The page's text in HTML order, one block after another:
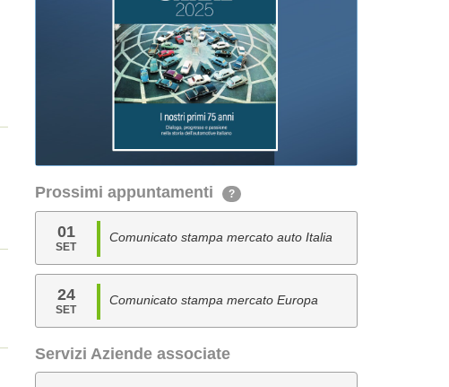
Prossimi appuntamenti ?
01
SET
Comunicato stampa mercato auto Italia
24
SET
Comunicato stampa mercato Europa
Servizi Aziende associate